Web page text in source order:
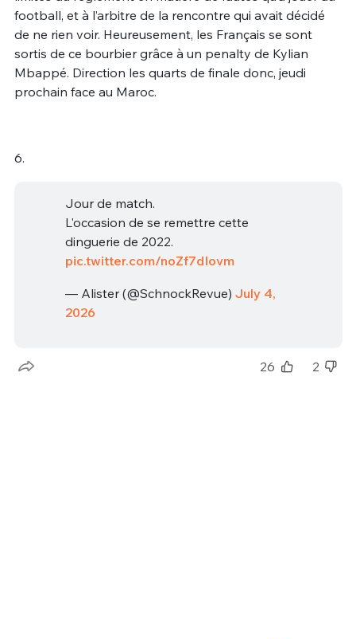
football, et à l’arbitre de la rencontre qui avait décidé
de ne rien voir. Heureusement, les Français se sont
sortis de ce bourbier grâce à un penalty de Kylian
Mbappé. Direction les quarts de finale donc, jeudi
prochain face au Maroc.
6.
Jour de match.
L'occasion de se remettre cette
dinguerie de 2022.
pic.twitter.com/noZf7dIovm
— Alister (@SchnockRevue) July 4,
2026
26 2